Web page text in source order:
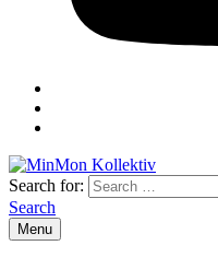
Search for:
Search
Menu